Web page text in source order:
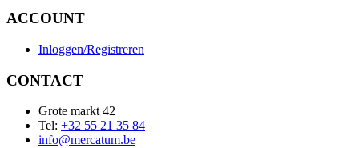
ACCOUNT
Inloggen/Registreren
CONTACT
Grote markt 42
Tel: +32 55 21 35 84
info@mercatum.be